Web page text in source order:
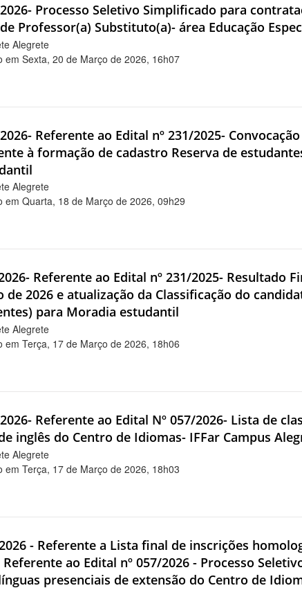
Processo Seletivo Simplificado para
Professor(a) Substituto(a)- área Educação
Alegrete
em Sexta, 20 de Março de 2026, 16h07
Referente ao Edital nº 231/2025-
à formação de cadastro Reserva de
Alegrete
em Quarta, 18 de Março de 2026, 09h29
Referente ao Edital nº 231/2025- Resultado
de 2026 e atualização da Classificação do
para Moradia estudantil
Alegrete
em Terça, 17 de Março de 2026, 18h06
Referente ao Edital Nº 057/2026- Lista de
inglês do Centro de Idiomas- IFFar Campus
Alegrete
em Terça, 17 de Março de 2026, 18h03
- Referente a Lista final de inscrições
ao Edital nº 057/2026 - Processo
presenciais de extensão do Centro de